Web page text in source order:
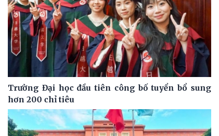
Trường Đại học đầu tiên công bố tuyển bổ sung
hơn 200 chỉ tiêu